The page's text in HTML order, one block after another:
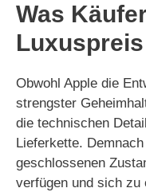
Was
Obwohl Apple die
strengster
die technischen
Lieferkette.
geschlossenen
verfügen und sich zu